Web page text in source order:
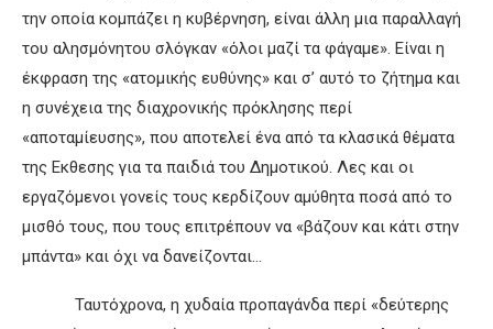
την οποία κομπάζει η κυβέρνηση, είναι άλλη μια παραλλαγή
του αλησμόνητου σλόγκαν «όλοι μαζί τα φάγαμε». Είναι η
έκφραση της «ατομικής ευθύνης» και σ’ αυτό το ζήτημα και
η συνέχεια της διαχρονικής πρόκλησης περί
«αποταμίευσης», που αποτελεί ένα από τα κλασικά θέματα
της Εκθεσης για τα παιδιά του Δημοτικού. Λες και οι
εργαζόμενοι γονείς τους κερδίζουν αμύθητα ποσά από το
μισθό τους, που τους επιτρέπουν να «βάζουν και κάτι στην
μπάντα» και όχι να δανείζονται…
Ταυτόχρονα, η χυδαία προπαγάνδα περί «δεύτερης